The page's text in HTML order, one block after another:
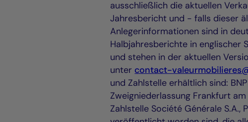
ausschließlich die aktuellen
Jahresbericht und - falls dieser
Anlegerinformationen sind in
Halbjahresberichte in englischer
und stehen in der aktuellen
unter contact-
und Zahlstelle erhältlich sind:
Zweigniederlassung Frankfurt
Zahlstelle Société Générale S.A.,